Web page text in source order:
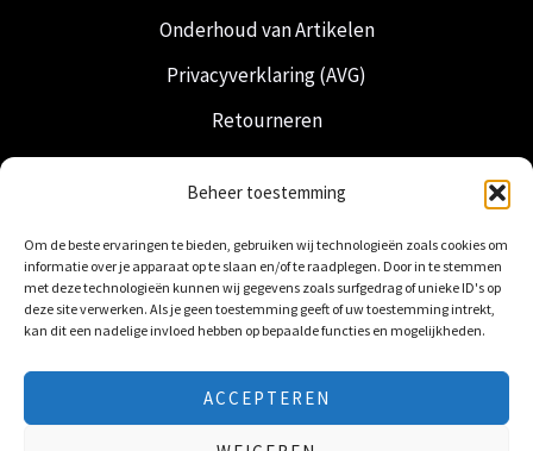
Beheer toestemming
Om de beste ervaringen te bieden, gebruiken wij technologieën zoals cookies om
informatie over je apparaat op te slaan en/of te raadplegen. Door in te stemmen
met deze technologieën kunnen wij gegevens zoals surfgedrag of unieke ID's op
deze site verwerken. Als je geen toestemming geeft of uw toestemming intrekt,
kan dit een nadelige invloed hebben op bepaalde functies en mogelijkheden.
ACCEPTEREN
Onderhoud van Artikelen
Privacyverklaring (AVG)
Retourneren
Verzending & Levering
Nederlandse Regalia
© 2026 Freemasonry Store - Vrijmetselaarswinkel.